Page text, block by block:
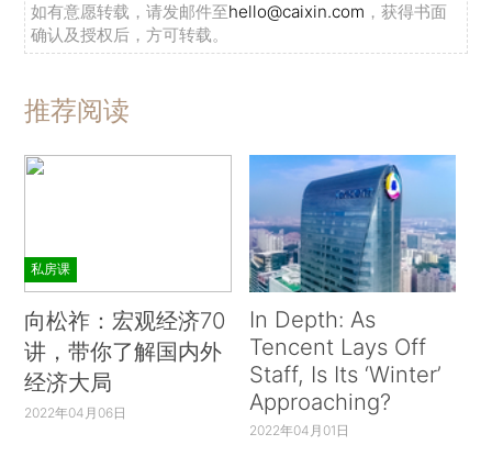
如有意愿转载，请发邮件至hello@caixin.com ，获得书面
确认及授权后，方可转载。
推荐阅读
私房课
向松祚：宏观经济70
讲，带你了解国内外
经济大局
2022年04月06日
In Depth: As
Tencent Lays Off
Staff, Is Its ‘Winter’
Approaching?
2022年04月01日